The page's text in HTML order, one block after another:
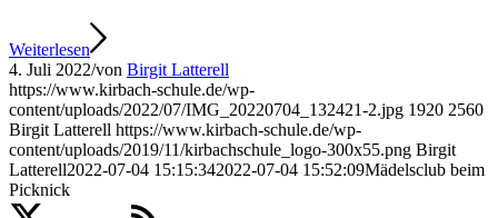
Weiterlesen
4. Juli 2022/von Birgit Latterell
https://www.kirbach-schule.de/wp-
content/uploads/2022/07/IMG_20220704_132421-2.jpg 1920 2560
Birgit Latterell https://www.kirbach-schule.de/wp-
content/uploads/2019/11/kirbachschule_logo-300x55.png Birgit
Latterell2022-07-04 15:15:342022-07-04 15:52:09Mädelsclub beim
Picknick